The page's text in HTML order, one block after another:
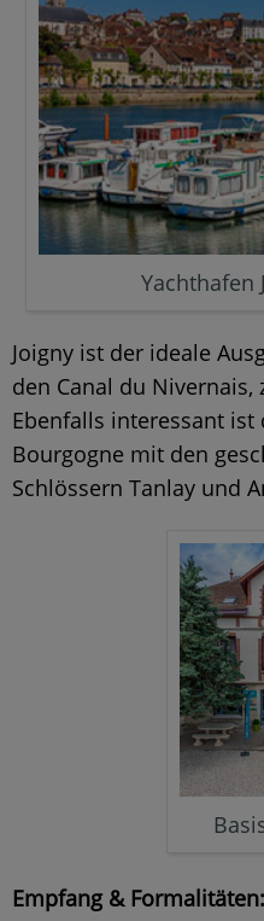
Yachthafen
Joigny ist der ideale
den Canal du Nivernais,
Ebenfalls interessant ist
Bourgogne mit den
Schlössern Tanlay und
Empfang & Formalitäten: